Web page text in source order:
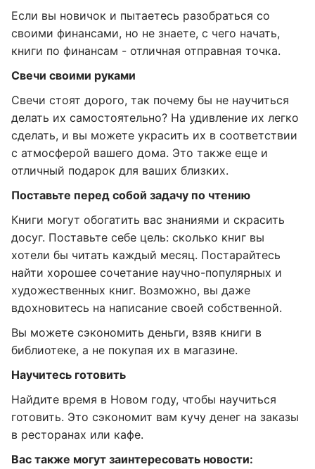
Если вы новичок и пытаетесь разобраться со
своими финансами, но не знаете, с чего начать,
книги по финансам - отличная отправная точка.
Свечи своими руками
Свечи стоят дорого, так почему бы не научиться
делать их самостоятельно? На удивление их легко
сделать, и вы можете украсить их в соответствии
с атмосферой вашего дома. Это также еще и
отличный подарок для ваших близких.
Поставьте перед собой задачу по чтению
Книги могут обогатить вас знаниями и скрасить
досуг. Поставьте себе цель: сколько книг вы
хотели бы читать каждый месяц. Постарайтесь
найти хорошее сочетание научно-популярных и
художественных книг. Возможно, вы даже
вдохновитесь на написание своей собственной.
Вы можете сэкономить деньги, взяв книги в
библиотеке, а не покупая их в магазине.
Научитесь готовить
Найдите время в Новом году, чтобы научиться
готовить. Это сэкономит вам кучу денег на заказы
в ресторанах или кафе.
Вас также могут заинтересовать новости: